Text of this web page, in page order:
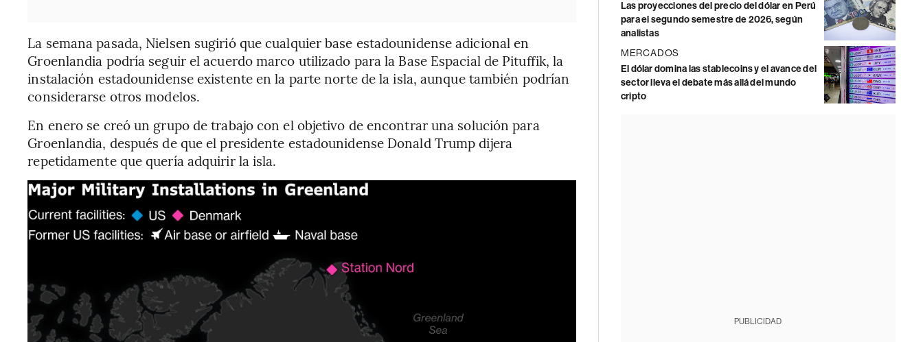
La semana pasada, Nielsen sugirió que cualquier base estadounidense adicional en
Groenlandia podría seguir el acuerdo marco utilizado para la Base Espacial de Pituffik, la
instalación estadounidense existente en la parte norte de la isla, aunque también podrían
considerarse otros modelos.
En enero se creó un grupo de trabajo con el objetivo de encontrar una solución para
Groenlandia, después de que el presidente estadounidense Donald Trump dijera
repetidamente que quería adquirir la isla.
Las proyecciones del precio del dólar en Perú
para el segundo semestre de 2026, según
analistas
MERCADOS
El dólar domina las stablecoins y el avance del
sector lleva el debate más allá del mundo
cripto
PUBLICIDAD